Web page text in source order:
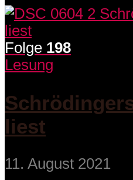
Folge 198
Lesung
liest
11. August 2021